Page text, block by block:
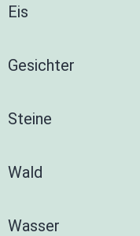
Eis
Gesichter
Steine
Wald
Wasser